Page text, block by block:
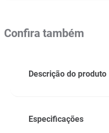
Confira também
Descrição do produto
Especificações